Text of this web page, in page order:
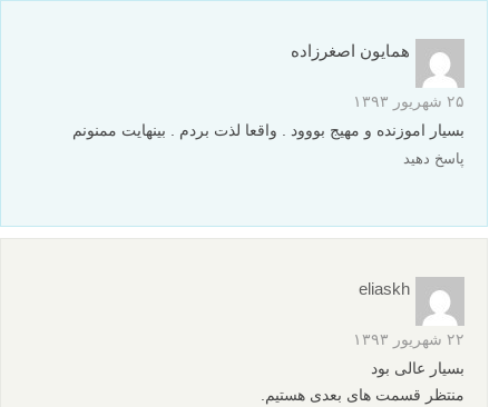
همایون اصغرزاده
۲۵ شهریور ۱۳۹۳
بسیار اموزنده و مهیج بووود . واقعا لذت بردم . بینهایت ممنونم
پاسخ دهید
eliaskh
۲۲ شهریور ۱۳۹۳
بسیار عالی بود
منتظر قسمت های بعدی هستیم.